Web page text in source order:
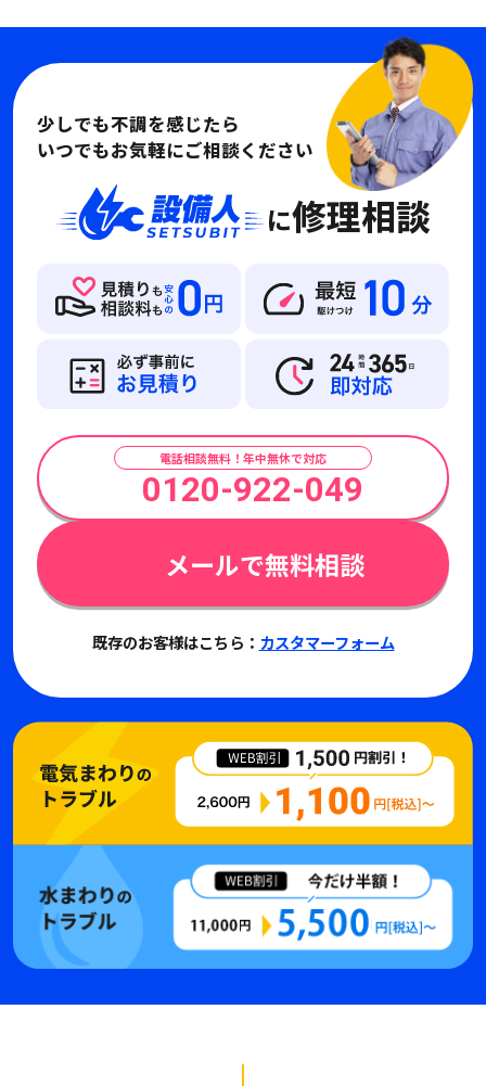
少しでも不調を感じたら
いつでもお気軽にご相談ください
に修理相談
電話相談無料！年中無休で対応
0120-922-049
メールで無料相談
既存のお客様はこちら： カスタマーフォーム